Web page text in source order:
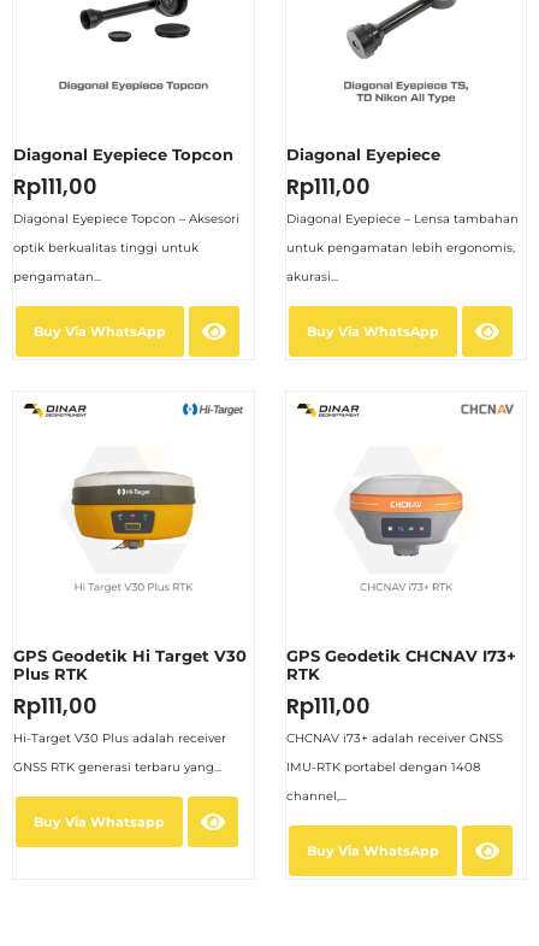
Diagonal Eyepiece Topcon
Rp111,00
Diagonal Eyepiece Topcon – Aksesori
optik berkualitas tinggi untuk
pengamatan...
Buy Via WhatsApp
Diagonal Eyepiece
Rp111,00
Diagonal Eyepiece – Lensa tambahan
untuk pengamatan lebih ergonomis,
akurasi...
Buy Via WhatsApp
GPS Geodetik Hi Target V30
Plus RTK
Rp111,00
Hi-Target V30 Plus adalah receiver
GNSS RTK generasi terbaru yang...
Buy Via Whatsapp
GPS Geodetik CHCNAV I73+
RTK
Rp111,00
CHCNAV i73+ adalah receiver GNSS
IMU-RTK portabel dengan 1408
channel,...
Buy Via WhatsApp